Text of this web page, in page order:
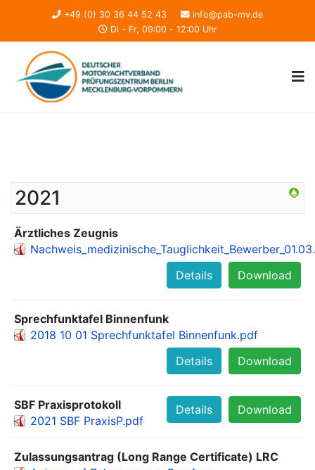
+49 (0) 30 36 44 52 43
info@pab-mv.de
Di - Fr, 09:00 - 12:00 Uhr
2021
Ärztliches Zeugnis
Download
Details
Sprechfunktafel Binnenfunk
2018 10 01 Sprechfunktafel Binnenfunk.pdf
Download
Details
SBF Praxisprotokoll
2021 SBF PraxisP.pdf
Download
Details
Zulassungsantrag (Long Range Certificate) LRC